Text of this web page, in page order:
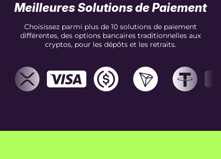
Meilleures Solutions de Paiement
Choisissez parmi plus de 10 solutions de paiement
différentes, des options bancaires traditionnelles aux
cryptos, pour les dépôts et les retraits.